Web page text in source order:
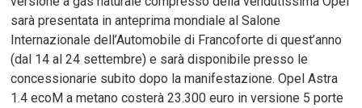
sarà presentata in anteprima mondiale al Salone
Internazionale dell’Automobile di Francoforte di quest’anno
(dal 14 al 24 settembre) e sarà disponibile presso le
concessionarie subito dopo la manifestazione. Opel Astra
1.4 ecoM a metano costerà 23.300 euro in versione 5 porte